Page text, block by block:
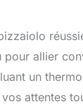
allier
un
attentes